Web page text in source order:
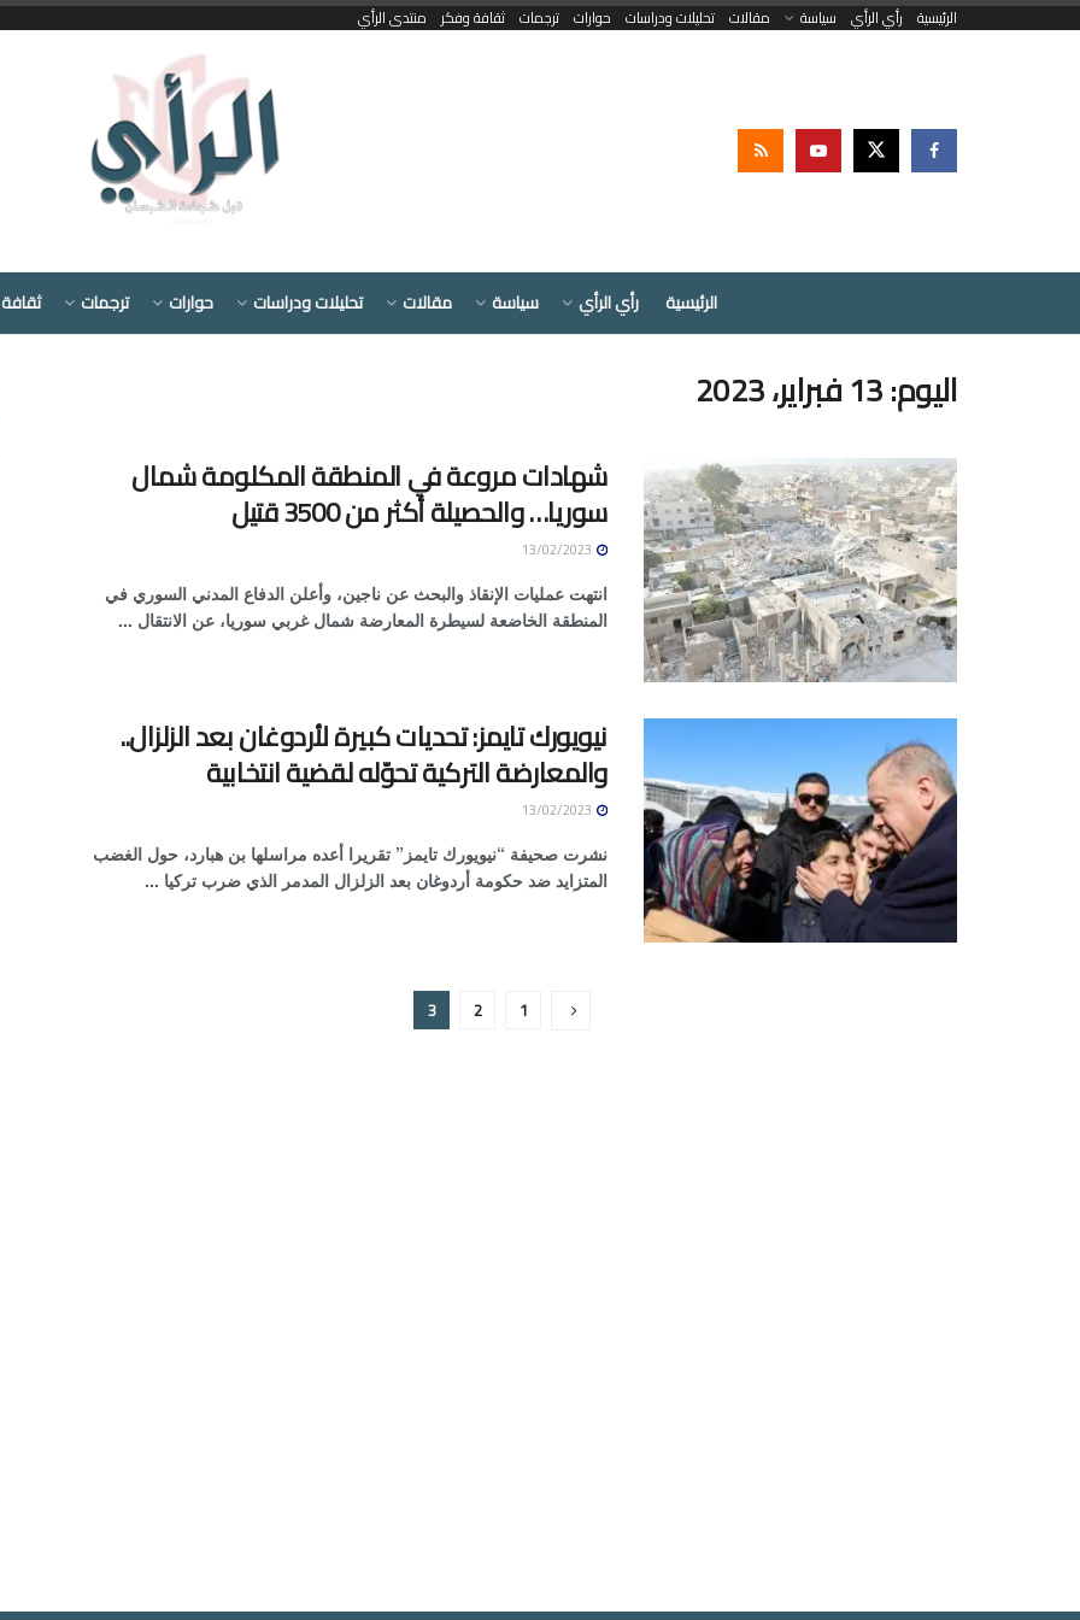
الرئيسية رأي الرأي سياسة مقالات تحليلات ودراسات حوارات ترجمات ثقافة وفكر منتدى الرأي
الرئيسية رأي الرأي سياسة مقالات تحليلات ودراسات حوارات ترجمات
اليوم:13 فبراير، 2023
شهادات مروعة في المنطقة المكلومة شمال
سوريا… والحصيلة أكثر من 3500 قتيل
انتهت عمليات الإنقاذ والبحث عن ناجين، وأعلن الدفاع المدني السوري في
المنطقة الخاضعة لسيطرة المعارضة شمال غربي سوريا، عن الانتقال ...
نيويورك تايمز: تحديات كبيرة لأردوغان بعد الزلزال..
والمعارضة التركية تحوّله لقضية انتخابية
نشرت صحيفة “نيويورك تايمز” تقريرا أعده مراسلها بن هبارد، حول الغضب
المتزايد ضد حكومة أردوغان بعد الزلزال المدمر الذي ضرب تركيا ...
1
2
3